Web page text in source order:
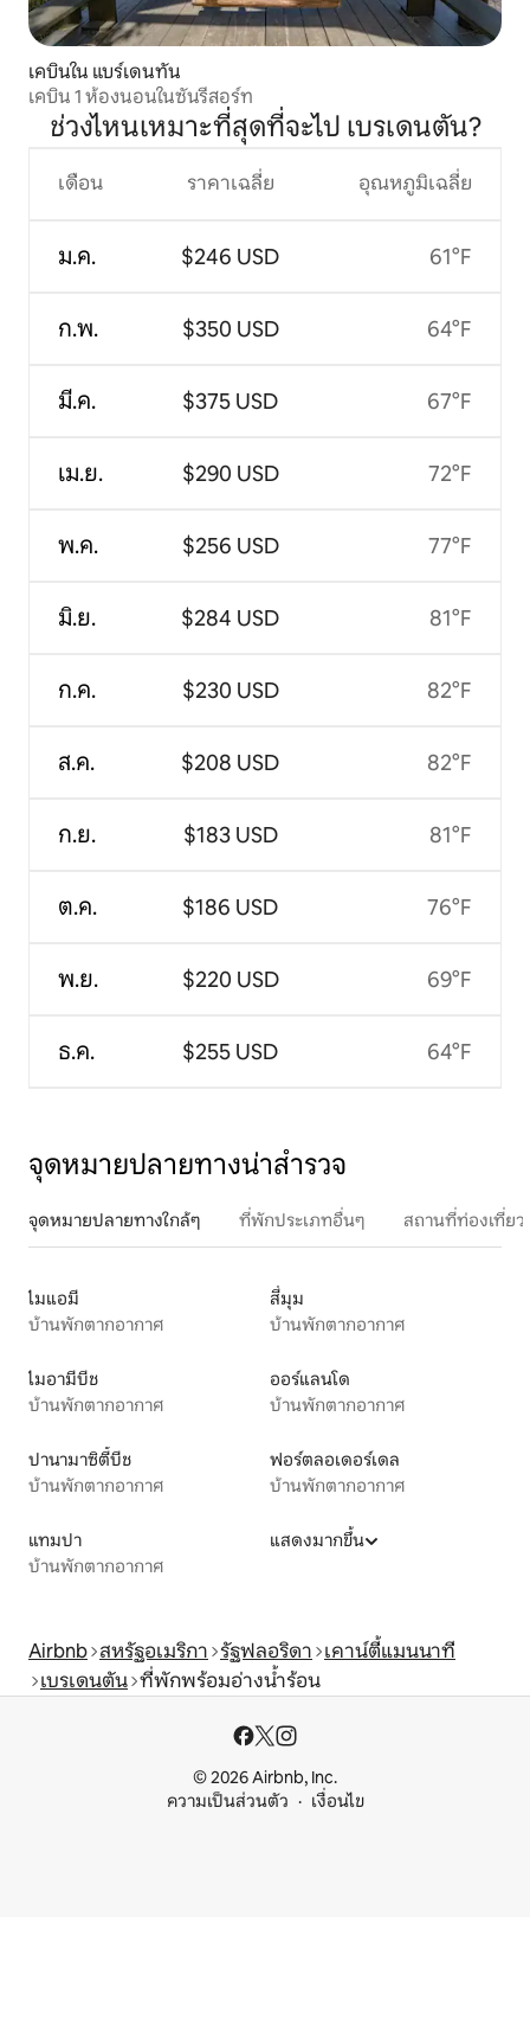
เคบินใน แบร์เดนทัน
เคบิน 1 ห้องนอนในซันรีสอร์ท
ช่วงไหนเหมาะที่สุดที่จะไป เบรเดนตัน?
เดือน
ม.ค.
ก.พ.
มี.ค.
เม.ย.
พ.ค.
มิ.ย.
ก.ค.
ส.ค.
ก.ย.
ต.ค.
พ.ย.
ธ.ค.
ราคาเฉลี่ย
$246 USD
$350 USD
$375 USD
$290 USD
$256 USD
$284 USD
$230 USD
$208 USD
$183 USD
$186 USD
$220 USD
$255 USD
อุณหภูมิเฉลี่ย
61°F
64°F
67°F
72°F
77°F
81°F
82°F
82°F
81°F
76°F
69°F
64°F
จุดหมายปลายทางน่าสำรวจ
จุดหมายปลายทางใกล้ๆ ที่พักประเภทอื่นๆ สถานที่ท่องเที่ย
ไมแอมี
บ้านพักตากอากาศ
สี่มุม
บ้านพักตากอากาศ
ไมอามีบีช
บ้านพักตากอากาศ
ออร์แลนโด
บ้านพักตากอากาศ
ปานามาซิตี้บีช
บ้านพักตากอากาศ
ฟอร์ตลอเดอร์เดล
บ้านพักตากอากาศ
แทมปา
บ้านพักตากอากาศ
แสดงมากขึ้น
Airbnb สหรัฐอเมริกา รัฐฟลอริดา เคาน์ตี้แมนนาที
เบรเดนตัน ที่พักพร้อมอ่างน้ำร้อน
© 2026 Airbnb, Inc.
ความเป็นส่วนตัว
เงื่อนไข